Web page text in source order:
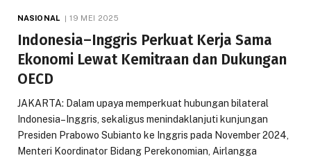
NASIONAL 19 MEI 2025
Indonesia–Inggris Perkuat Kerja Sama
Ekonomi Lewat Kemitraan dan Dukungan
OECD
JAKARTA: Dalam upaya memperkuat hubungan bilateral
Indonesia–Inggris, sekaligus menindaklanjuti kunjungan
Presiden Prabowo Subianto ke Inggris pada November 2024,
Menteri Koordinator Bidang Perekonomian, Airlangga